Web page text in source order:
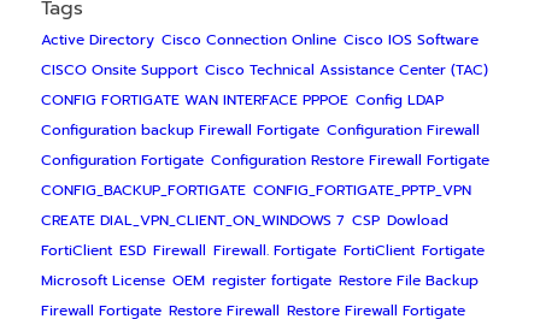
Tags
Active Directory Cisco Connection Online Cisco IOS Software
CISCO Onsite Support Cisco Technical Assistance Center (TAC)
CONFIG FORTIGATE WAN INTERFACE PPPOE Config LDAP
Configuration backup Firewall Fortigate Configuration Firewall
Configuration Fortigate Configuration Restore Firewall Fortigate
CONFIG_BACKUP_FORTIGATE CONFIG_FORTIGATE_PPTP_VPN
CREATE DIAL_VPN_CLIENT_ON_WINDOWS 7 CSP Dowload
FortiClient ESD Firewall Firewall. Fortigate FortiClient Fortigate
Microsoft License OEM register fortigate Restore File Backup
Firewall Fortigate Restore Firewall Restore Firewall Fortigate